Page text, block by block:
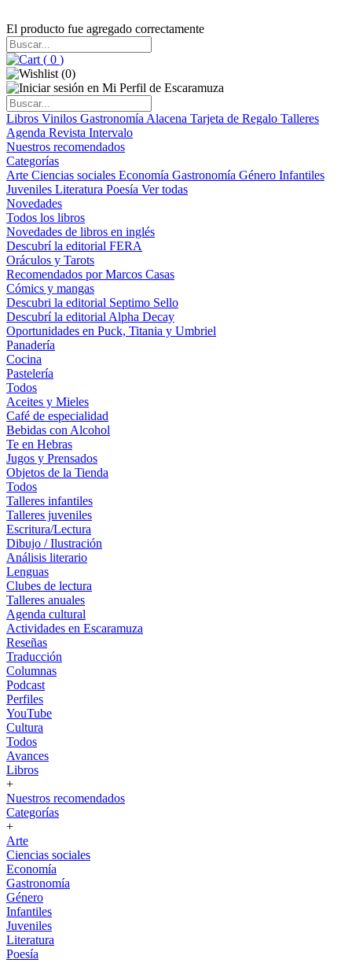
El producto fue agregado correctamente
( 0 )
(0)
Libros Vinilos Gastronomía Alacena Tarjeta de Regalo Talleres
Agenda Revista Intervalo
Nuestros recomendados
Categorías
Arte Ciencias sociales Economía Gastronomía Género Infantiles
Juveniles Literatura Poesía Ver todas
Novedades
Todos los libros
Novedades de libros en inglés
Descubrí la editorial FERA
Oráculos y Tarots
Recomendados por Marcos Casas
Cómics y mangas
Descubri la editorial Septimo Sello
Descubrí la editorial Alpha Decay
Oportunidades en Puck, Titania y Umbriel
Panadería
Cocina
Pastelería
Todos
Aceites y Mieles
Café de especialidad
Bebidas con Alcohol
Te en Hebras
Jugos y Prensados
Objetos de la Tienda
Todos
Talleres infantiles
Talleres juveniles
Escritura/Lectura
Dibujo / Ilustración
Análisis literario
Lenguas
Clubes de lectura
Talleres anuales
Agenda cultural
Actividades en Escaramuza
Reseñas
Traducción
Columnas
Podcast
Perfiles
YouTube
Cultura
Todos
Avances
Libros
+
Nuestros recomendados
Categorías
+
Arte
Ciencias sociales
Economía
Gastronomía
Género
Infantiles
Juveniles
Literatura
Poesía